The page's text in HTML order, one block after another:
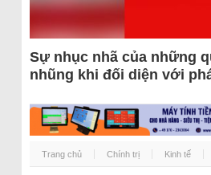
Sự nhục nhã của những
nhũng khi đối diện với
Trang chủ Chính trị Kinh tế